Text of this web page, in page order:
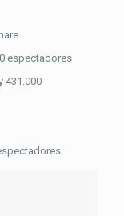
espectadores
431.000